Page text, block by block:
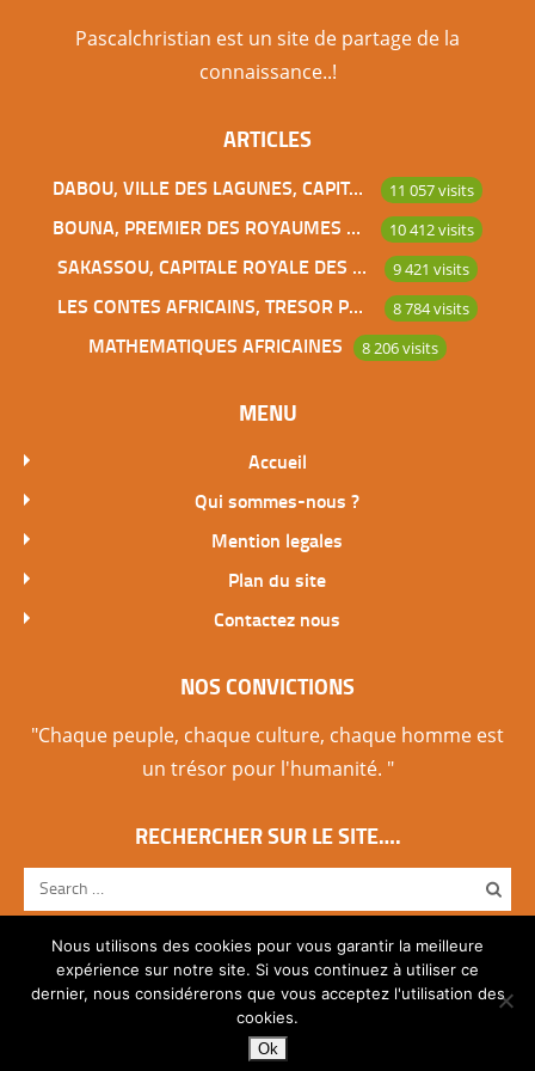
Pascalchristian est un site de partage de la
connaissance..!
ARTICLES
DABOU, VILLE DES LAGUNES, CAPITALE DES ADJOUKROU 11 057 visits
BOUNA, PREMIER DES ROYAUMES DE CÔTE D’IVOIRE 10 412 visits
SAKASSOU, CAPITALE ROYALE DES BAOULES 9 421 visits
LES CONTES AFRICAINS, TRESOR POUR L’HUMANITE 8 784 visits
MATHEMATIQUES AFRICAINES 8 206 visits
MENU
Accueil
Qui sommes-nous ?
Mention legales
Plan du site
Contactez nous
NOS CONVICTIONS
"Chaque peuple, chaque culture, chaque homme est
un trésor pour l'humanité. "
RECHERCHER SUR LE SITE….
© 2014 Copyright par Pascalchristian.fr All rights
reserved.
Nous utilisons des cookies pour vous garantir la meilleure
expérience sur notre site. Si vous continuez à utiliser ce
dernier, nous considérerons que vous acceptez l'utilisation des
cookies.
Ok